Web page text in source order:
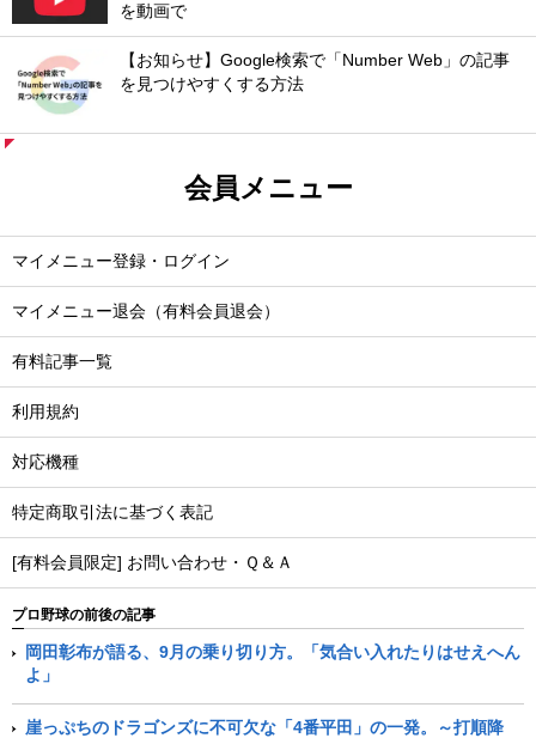
を動画で
【お知らせ】Google検索で「Number Web」の記事
を見つけやすくする方法
会員メニュー
マイメニュー登録・ログイン
マイメニュー退会（有料会員退会）
有料記事一覧
利用規約
対応機種
特定商取引法に基づく表記
[有料会員限定] お問い合わせ・Ｑ＆Ａ
プロ野球の前後の記事
岡田彰布が語る、9月の乗り切り方。「気合い入れたりはせえへん
よ」
崖っぷちのドラゴンズに不可欠な「4番平田」の一発。～打順降